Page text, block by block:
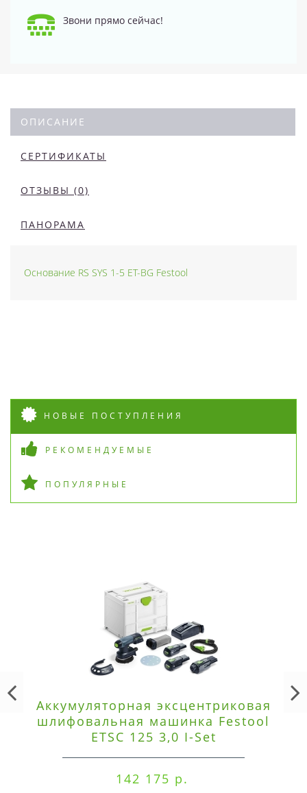
Звони прямо сейчас!
ОПИСАНИЕ
СЕРТИФИКАТЫ
ОТЗЫВЫ (0)
ПАНОРАМА
Основание RS SYS 1-5 ET-BG Festool
НОВЫЕ ПОСТУПЛЕНИЯ
РЕКОМЕНДУЕМЫЕ
ПОПУЛЯРНЫЕ
Аккумуляторная эксцентриковая
шлифовальная машинка Festool
ETSC 125 3,0 I-Set
142 175 р.